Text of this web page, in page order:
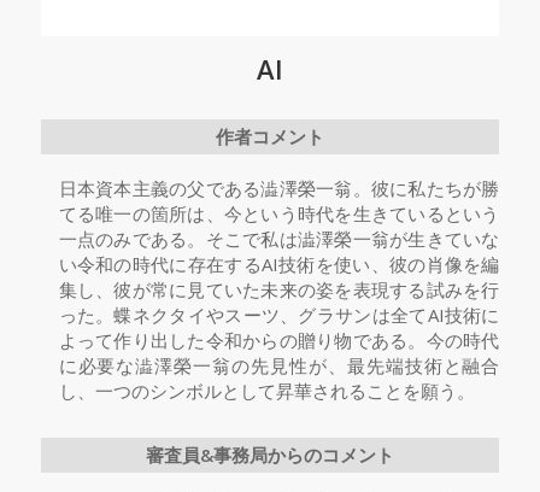
AI
作者コメント
日本資本主義の父である澁澤榮一翁。彼に私たちが勝
てる唯一の箇所は、今という時代を生きているという
一点のみである。そこで私は澁澤榮一翁が生きていな
い令和の時代に存在するAI技術を使い、彼の肖像を編
集し、彼が常に見ていた未来の姿を表現する試みを行
った。蝶ネクタイやスーツ、グラサンは全てAI技術に
よって作り出した令和からの贈り物である。今の時代
に必要な澁澤榮一翁の先見性が、最先端技術と融合
し、一つのシンボルとして昇華されることを願う。
審査員&事務局からのコメント